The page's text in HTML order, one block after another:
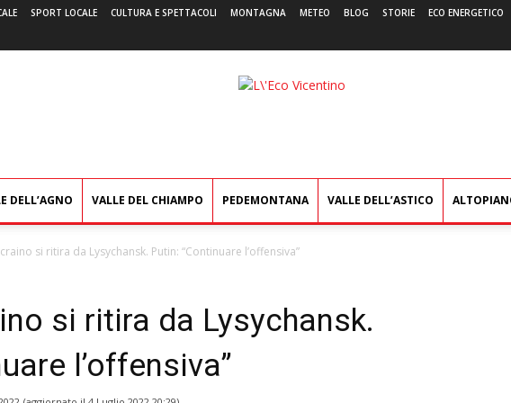
SPORT LOCALE CULTURA E SPETTACOLI MONTAGNA METEO BLOG STORIE ECO ENERGETICO
L'Eco
DELL’AGNO VALLE DEL CHIAMPO PEDEMONTANA VALLE DELL’ASTICO
si ritira da Lysychansk. Putin: “Continuare l’offensiva”
si ritira da Lysychansk.
l’offensiva”